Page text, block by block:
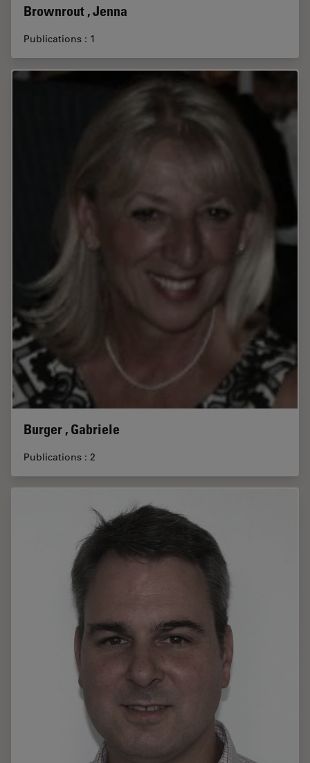
Brownrout , Jenna
Publications : 1
Burger , Gabriele
Publications : 2